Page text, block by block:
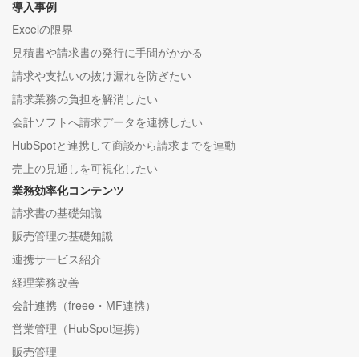
導入事例
Excelの限界
見積書や請求書の発行に手間がかかる
請求や支払いの抜け漏れを防ぎたい
請求業務の負担を解消したい
会計ソフトへ請求データを連携したい
HubSpotと連携して商談から請求までを連動
売上の見通しを可視化したい
業務効率化コンテンツ
請求書の基礎知識
販売管理の基礎知識
連携サービス紹介
経理業務改善
会計連携（freee・MF連携）
営業管理（HubSpot連携）
販売管理